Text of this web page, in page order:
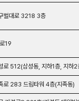
벌대로 3218 3층
19
로 512(삼성동, 지하1층, 지하2
로 283 드림타워 4층(지족동)